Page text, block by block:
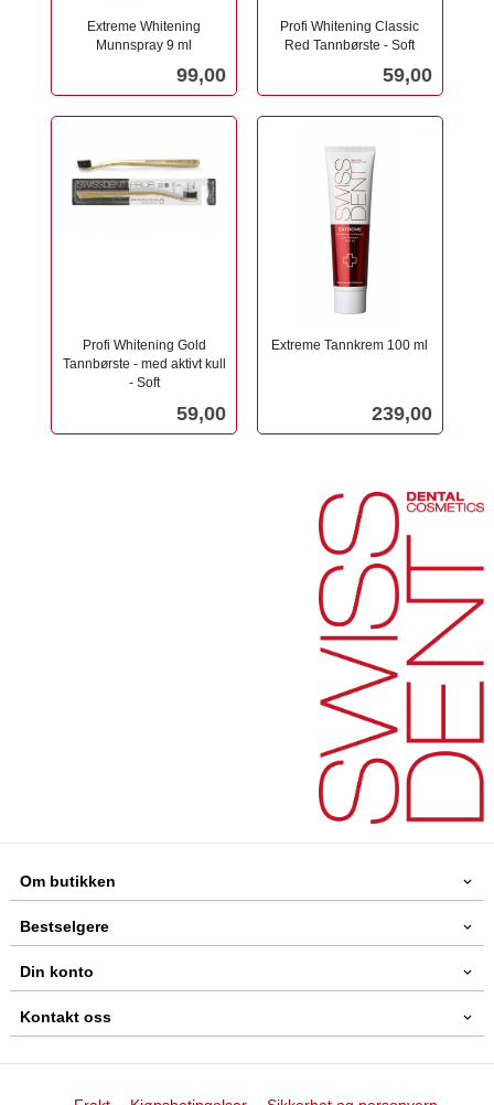
Extreme Whitening
Munnspray 9 ml
Pris
99,00
Profi Whitening Classic
Red Tannbørste - Soft
Pris
59,00
Profi Whitening Gold
Tannbørste - med aktivt kull
- Soft
Pris
59,00
Extreme Tannkrem 100 ml
Pris
239,00
Om butikken
Bestselgere
Din konto
Kontakt oss